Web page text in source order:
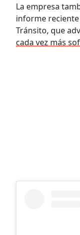
La empresa
informe
Tránsito, que
cada vez más